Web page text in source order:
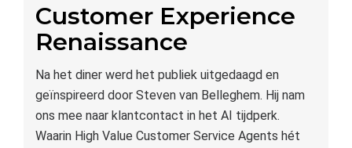
Customer Experience
Renaissance
Na het diner werd het publiek uitgedaagd en
geïnspireerd door Steven van Belleghem. Hij nam
ons mee naar klantcontact in het AI tijdperk.
Waarin High Value Customer Service Agents hét